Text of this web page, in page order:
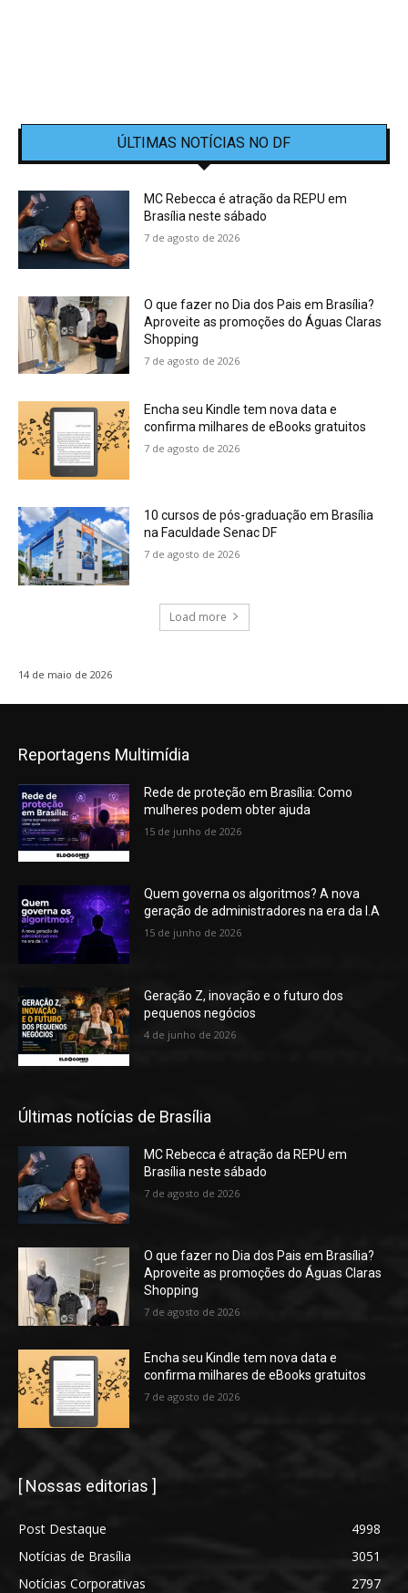
ÚLTIMAS NOTÍCIAS NO DF
MC Rebecca é atração da REPU em
Brasília neste sábado
7 de agosto de 2026
O que fazer no Dia dos Pais em Brasília?
Aproveite as promoções do Águas Claras
Shopping
7 de agosto de 2026
Encha seu Kindle tem nova data e
confirma milhares de eBooks gratuitos
7 de agosto de 2026
10 cursos de pós-graduação em Brasília
na Faculdade Senac DF
7 de agosto de 2026
Load more
14 de maio de 2026
Reportagens Multimídia
Rede de proteção em Brasília: Como
mulheres podem obter ajuda
15 de junho de 2026
Quem governa os algoritmos? A nova
geração de administradores na era da I.A
15 de junho de 2026
Geração Z, inovação e o futuro dos
pequenos negócios
4 de junho de 2026
Últimas notícias de Brasília
MC Rebecca é atração da REPU em
Brasília neste sábado
7 de agosto de 2026
O que fazer no Dia dos Pais em Brasília?
Aproveite as promoções do Águas Claras
Shopping
7 de agosto de 2026
Encha seu Kindle tem nova data e
confirma milhares de eBooks gratuitos
7 de agosto de 2026
[ Nossas editorias ]
Post Destaque
4998
Notícias de Brasília
3051
Notícias Corporativas
2797